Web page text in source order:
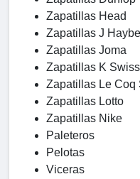
Zapatillas Head
Zapatillas J
Zapatillas Joma
Zapatillas K Swiss
Zapatillas Le Coq
Zapatillas Lotto
Zapatillas Nike
Paleteros
Pelotas
Viceras